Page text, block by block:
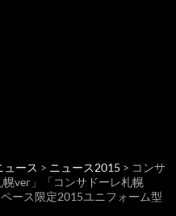
ュース > ニュース2015 > コンサ
ver」「コンサドーレ札幌
ース限定2015ユニフォーム型